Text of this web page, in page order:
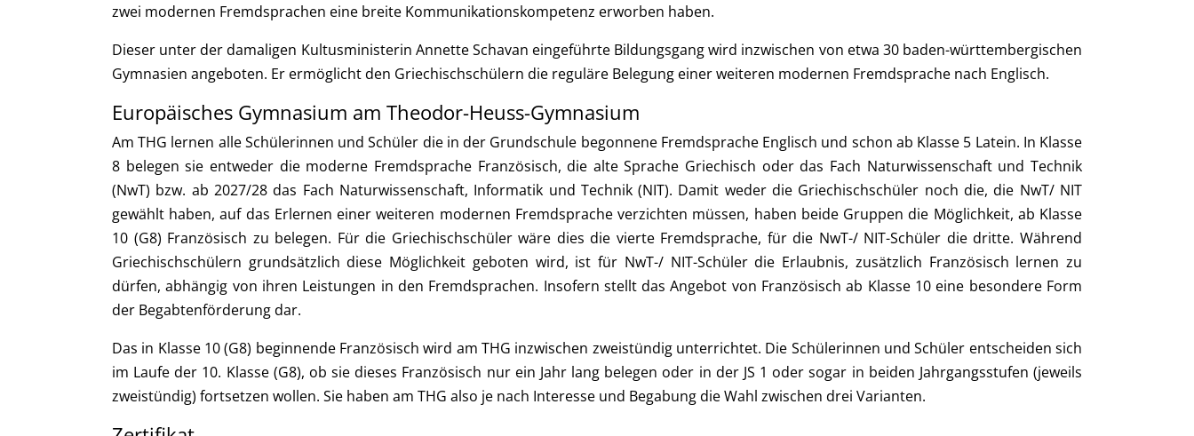
zwei modernen Fremdsprachen eine breite Kommunikationskompetenz erworben haben.
Dieser unter der damaligen Kultusministerin Annette Schavan eingeführte Bildungsgang wird inzwischen von etwa 30 baden-württembergischen
Gymnasien angeboten. Er ermöglicht den Griechischschülern die reguläre Belegung einer weiteren modernen Fremdsprache nach Englisch.
Europäisches Gymnasium am Theodor-Heuss-Gymnasium
Am THG lernen alle Schülerinnen und Schüler die in der Grundschule begonnene Fremdsprache Englisch und schon ab Klasse 5 Latein. In Klasse
8 belegen sie entweder die moderne Fremdsprache Französisch, die alte Sprache Griechisch oder das Fach Naturwissenschaft und Technik
(NwT) bzw. ab 2027/28 das Fach Naturwissenschaft, Informatik und Technik (NIT). Damit weder die Griechischschüler noch die, die NwT/ NIT
gewählt haben, auf das Erlernen einer weiteren modernen Fremdsprache verzichten müssen, haben beide Gruppen die Möglichkeit, ab Klasse
10 (G8) Französisch zu belegen. Für die Griechischschüler wäre dies die vierte Fremdsprache, für die NwT-/ NIT-Schüler die dritte. Während
Griechischschülern grundsätzlich diese Möglichkeit geboten wird, ist für NwT-/ NIT-Schüler die Erlaubnis, zusätzlich Französisch lernen zu
dürfen, abhängig von ihren Leistungen in den Fremdsprachen. Insofern stellt das Angebot von Französisch ab Klasse 10 eine besondere Form
der Begabtenförderung dar.
Das in Klasse 10 (G8) beginnende Französisch wird am THG inzwischen zweistündig unterrichtet. Die Schülerinnen und Schüler entscheiden sich
im Laufe der 10. Klasse (G8), ob sie dieses Französisch nur ein Jahr lang belegen oder in der JS 1 oder sogar in beiden Jahrgangsstufen (jeweils
zweistündig) fortsetzen wollen. Sie haben am THG also je nach Interesse und Begabung die Wahl zwischen drei Varianten.